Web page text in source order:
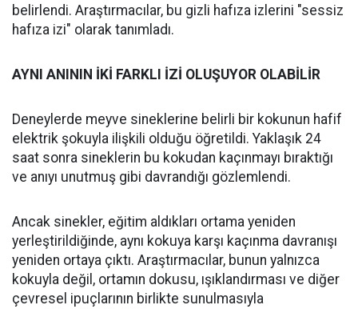
belirlendi. Araştırmacılar, bu gizli hafıza izlerini "sessiz
hafıza izi" olarak tanımladı.
AYNI ANININ İKİ FARKLI İZİ OLUŞUYOR OLABİLİR
Deneylerde meyve sineklerine belirli bir kokunun hafif
elektrik şokuyla ilişkili olduğu öğretildi. Yaklaşık 24
saat sonra sineklerin bu kokudan kaçınmayı bıraktığı
ve anıyı unutmuş gibi davrandığı gözlemlendi.
Ancak sinekler, eğitim aldıkları ortama yeniden
yerleştirildiğinde, aynı kokuya karşı kaçınma davranışı
yeniden ortaya çıktı. Araştırmacılar, bunun yalnızca
kokuyla değil, ortamın dokusu, ışıklandırması ve diğer
çevresel ipuçlarının birlikte sunulmasıyla